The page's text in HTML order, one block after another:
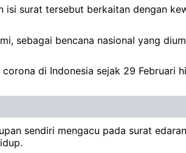
isi surat tersebut berkaitan dengan
sebagai bencana nasional yang
di Indonesia sejak 29 Februari
sendiri mengacu pada surat